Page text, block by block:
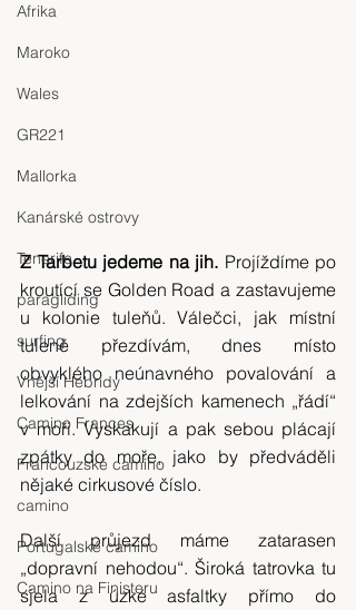
Afrika
Maroko
Wales
GR221
Mallorka
Kanárské ostrovy
Tenerife
paragliding
surfing
Vnější Hebridy
Camino Frances
Francouzské camino
camino
Portugalské camino
Camino na Finisteru
Z Tarbetu jedeme na jih. Projíždíme po
kroutící se Golden Road a zastavujeme
u kolonie tuleňů. Válečci, jak místní
tuleně přezdívám, dnes místo
obvyklého neúnavného povalování a
lelkování na zdejších kamenech „řádí“
v moři. Vyskakují a pak sebou plácají
zpátky do moře, jako by předváděli
nějaké cirkusové číslo.
Další průjezd máme zatarasen
„dopravní nehodou“. Široká tatrovka tu
sjela z úzké asfaltky přímo do